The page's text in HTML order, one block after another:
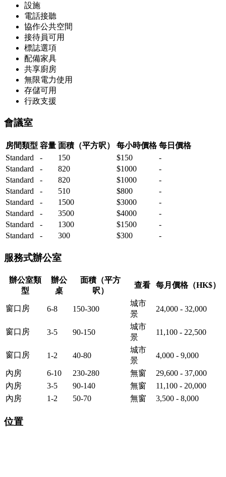
設施
電話接聽
協作公共空間
接待員可用
標誌選項
配備家具
共享廚房
無限電力使用
存儲可用
行政支援
會議室
房間類型 容量 面積（平方呎） 每小時價格 每日價格
Standard
- 150 $150
-
Standard
- 820 $1000
-
Standard
- 820 $1000
-
Standard
- 510 $800
-
Standard
- 1500 $3000
-
Standard
- 3500 $4000
-
Standard
- 1300 $1500
-
Standard
- 300 $300 -
服務式辦公室
辦公室類
型
辦公
桌
面積（平方
呎）
查看 每月價格（HK$）
窗口房 6-8 150-300
城市
景
24,000 - 32,000
窗口房 3-5 90-150
城市
景
11,100 - 22,500
窗口房 1-2 40-80
城市
景
4,000 - 9,000
內房 6-10 230-280 無窗
29,600 - 37,000
內房
3-5 90-140 無窗
11,100 - 20,000
內房
1-2 50-70 無窗 3,500 - 8,000
位置